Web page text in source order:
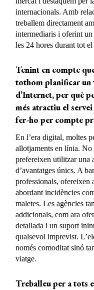
internacionals. Amb
treballem directament
intermediaris i oferint
les 24 hores durant tot
Tenint en compte
tothom planificar un
d’Internet, per què
més atractiu el
fer-ho per compte
En l’era digital, moltes
allotjaments en línia.
prefereixen utilitzar una
d’avantatges únics. A
professionals, ofereixen
abordant incidències
maletes. Les agències
addicionals, com ara
detallada i un suport
qualsevol imprevist.
només comoditat sinó
viatge.
Treballeu per a tots